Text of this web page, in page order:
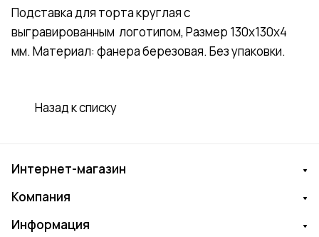
Подставка для торта круглая с
выгравированным логотипом, Размер 130х130х4
мм. Материал: фанера березовая. Без упаковки.
Назад к списку
Интернет-магазин
Компания
Информация